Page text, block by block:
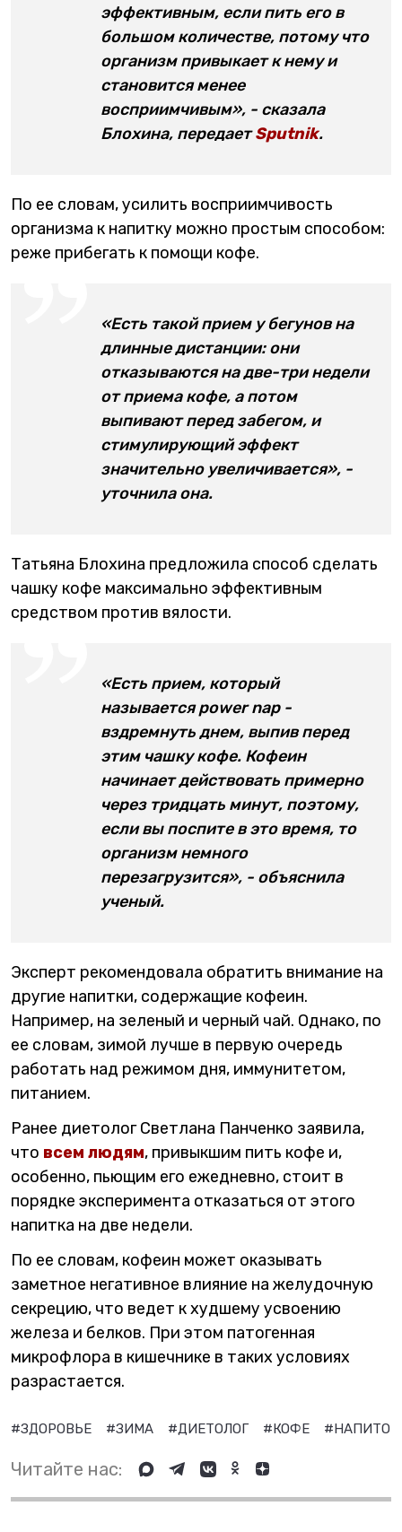
эффективным, если пить его в
большом количестве, потому что
организм привыкает к нему и
становится менее
восприимчивым», - сказала
Блохина, передаетSputnik.
По ее словам, усилить восприимчивость
организма к напитку можно простым способом:
реже прибегать к помощи кофе.
«Есть такой прием у бегунов на
длинные дистанции: они
отказываются на две-три недели
от приема кофе, а потом
выпивают перед забегом, и
стимулирующий эффект
значительно увеличивается», -
уточнила она.
Татьяна Блохина предложила способ сделать
чашку кофе максимально эффективным
средством против вялости.
«Есть прием, который
называется power nap -
вздремнуть днем, выпив перед
этим чашку кофе. Кофеин
начинает действовать примерно
через тридцать минут, поэтому,
если вы поспите в это время, то
организм немного
перезагрузится», - объяснила
ученый.
Эксперт рекомендовала обратить внимание на
другие напитки, содержащие кофеин.
Например, на зеленый и черный чай. Однако, по
ее словам, зимой лучше в первую очередь
работать над режимом дня, иммунитетом,
питанием.
Ранее диетолог Светлана Панченко заявила,
что всем людям, привыкшим пить кофе и,
особенно, пьющим его ежедневно, стоит в
порядке эксперимента отказаться от этого
напитка на две недели.
По ее словам, кофеин может оказывать
заметное негативное влияние на желудочную
секрецию, что ведет к худшему усвоению
железа и белков. При этом патогенная
микрофлора в кишечнике в таких условиях
разрастается.
#ЗДОРОВЬЕ #ЗИМА #ДИЕТОЛОГ #КОФЕ #НАПИТОК
Читайте нас: